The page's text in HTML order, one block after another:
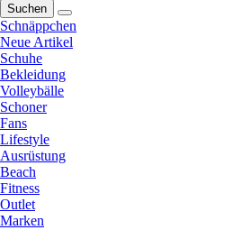
Suchen
Schnäppchen
Neue Artikel
Schuhe
Bekleidung
Volleybälle
Schoner
Fans
Lifestyle
Ausrüstung
Beach
Fitness
Outlet
Marken